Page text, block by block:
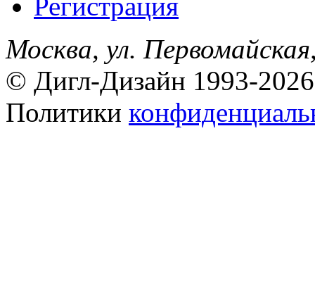
Регистрация
Москва, ул.
© Дигл-Дизайн 1993-2026
Политики